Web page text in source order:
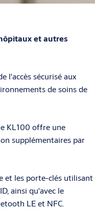
et autres
l'accès sécurisé aux
de soins de
KL100 offre une
supplémentaires par
et les porte-clés utilisant
ainsi qu'avec le
LE et NFC.